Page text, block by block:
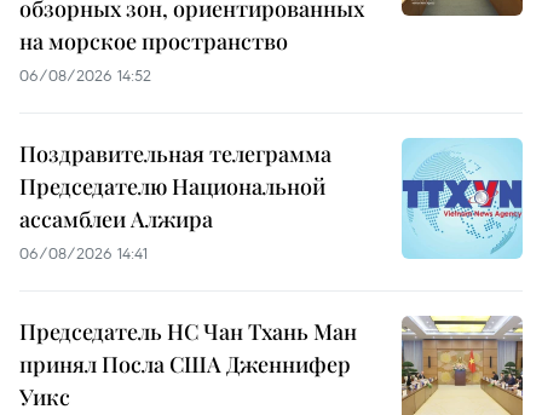
обзорных зон, ориентированных
на морское пространство
06/08/2026 14:52
Поздравительная телеграмма
Председателю Национальной
ассамблеи Алжира
06/08/2026 14:41
Председатель НС Чан Тхань Ман
принял Посла США Дженнифер
Уикс